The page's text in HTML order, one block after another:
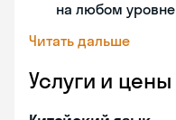
на любом уровне
Читать дальше
Услуги и цены